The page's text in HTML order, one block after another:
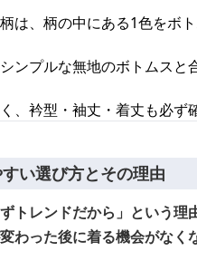
は、柄の中にある1色をボ
ンプルな無地のボトムスと
、衿型・袖丈・着丈も必ず
い選び方とその理由
トレンドだから」という理
わった後に着る機会がなく